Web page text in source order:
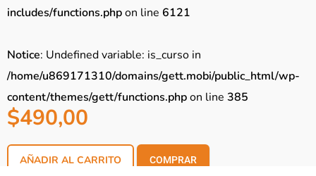
includes/functions.phpon line 6121
Notice: Undefined variable: is_curso in
/home/u869171310/domains/gett.mobi/public_html/wp-
content/themes/gett/functions.phpon line 385
$490,00
AÑADIR AL CARRITO COMPRAR